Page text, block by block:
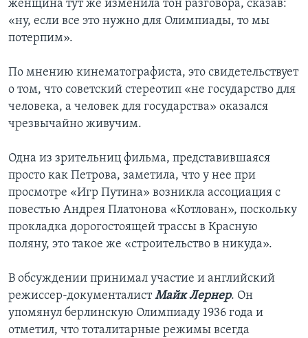
женщина тут же изменила тон разговора, сказав:
«ну, если все это нужно для Олимпиады, то мы
потерпим».
По мнению кинематографиста, это свидетельствует
о том, что советский стереотип «не государство для
человека, а человек для государства» оказался
чрезвычайно живучим.
Одна из зрительниц фильма, представившаяся
просто как Петрова, заметила, что у нее при
просмотре «Игр Путина» возникла ассоциация с
повестью Андрея Платонова «Котлован», поскольку
прокладка дорогостоящей трассы в Красную
поляну, это такое же «строительство в никуда».
В обсуждении принимал участие и английский
режиссер-документалистМайк Лернер. Он
упомянул берлинскую Олимпиаду 1936 года и
отметил, что тоталитарные режимы всегда